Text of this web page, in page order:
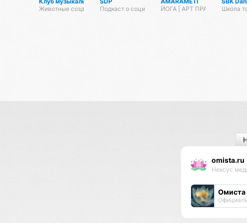
Животные создают музыкуПодкаст о социальных танцахЙОГА | АРТ ПРАКТИКИ |Школа
omista.ru
Нексус
Омиста